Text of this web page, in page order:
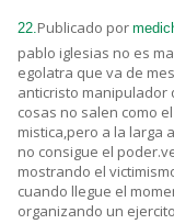
22.Publicado por
pablo iglesias no es
egolatra que va de
anticristo manipulador
cosas no salen como
mistica,pero a la larga
no consigue el
mostrando el
cuando llegue el
organizando un